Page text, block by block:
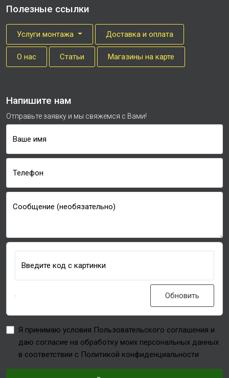
Полезные ссылки
Услуги монтажа Доставка и оплата
О нас Cтатьи Магазины на карте
Напишите нам
Отправьте заявку и мы свяжемся с Вами!
Ваше имя
Телефон
Сообщение (необязательно)
Введите код с картинки
Обновить
Я принимаю условия Пользовательского соглашения и
даю согласие на обработку моих персональных данных
в соответствии с Политикой конфиденциальности